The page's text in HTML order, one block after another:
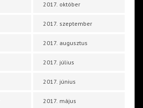
2017. október
2017. szeptember
2017. augusztus
2017. július
2017. június
2017. május